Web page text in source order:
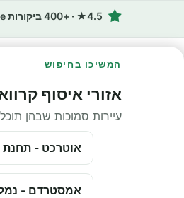
4.5★ · +400 ביקורות Google
המשיכו בחיפוש
אזורי איסוף
עיירות סמוכות שבהן
אוטרכט -
אמסטרדם -